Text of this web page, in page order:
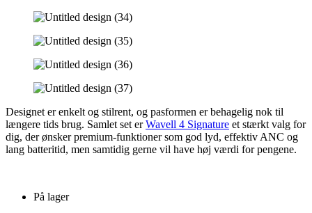
Designet er enkelt og stilrent, og pasformen er behagelig nok til
længere tids brug. Samlet set erWavell 4 Signature et stærkt valg for
dig, der ønsker premium-funktioner som god lyd, effektiv ANC og
lang batteritid, men samtidig gerne vil have høj værdi for pengene.
På lager